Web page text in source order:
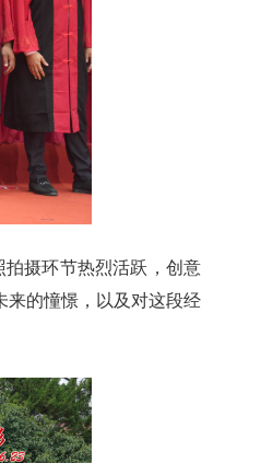
摄环节热烈活跃，创意
来的憧憬，以及对这段经